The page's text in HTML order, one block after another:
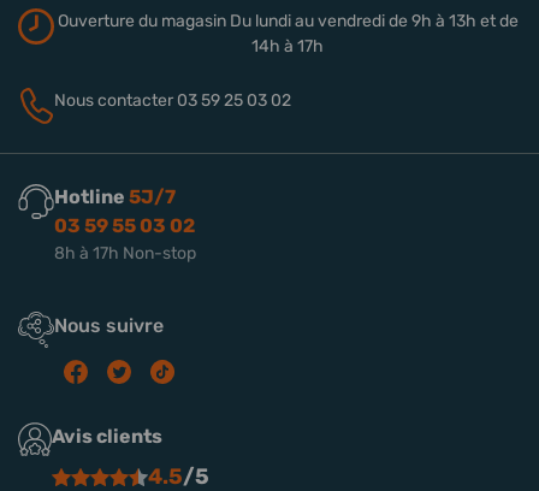
Ouverture du magasinDu lundi au vendredi de 9h à 13h et de
14h à 17h
Nous contacter 03 59 25 03 02
Hotline 5J/7
03 59 55 03 02
8h à 17h Non-stop
Nous suivre
Avis clients
4.5/5